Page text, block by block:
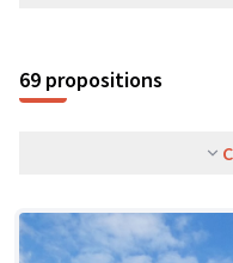
69 propositions